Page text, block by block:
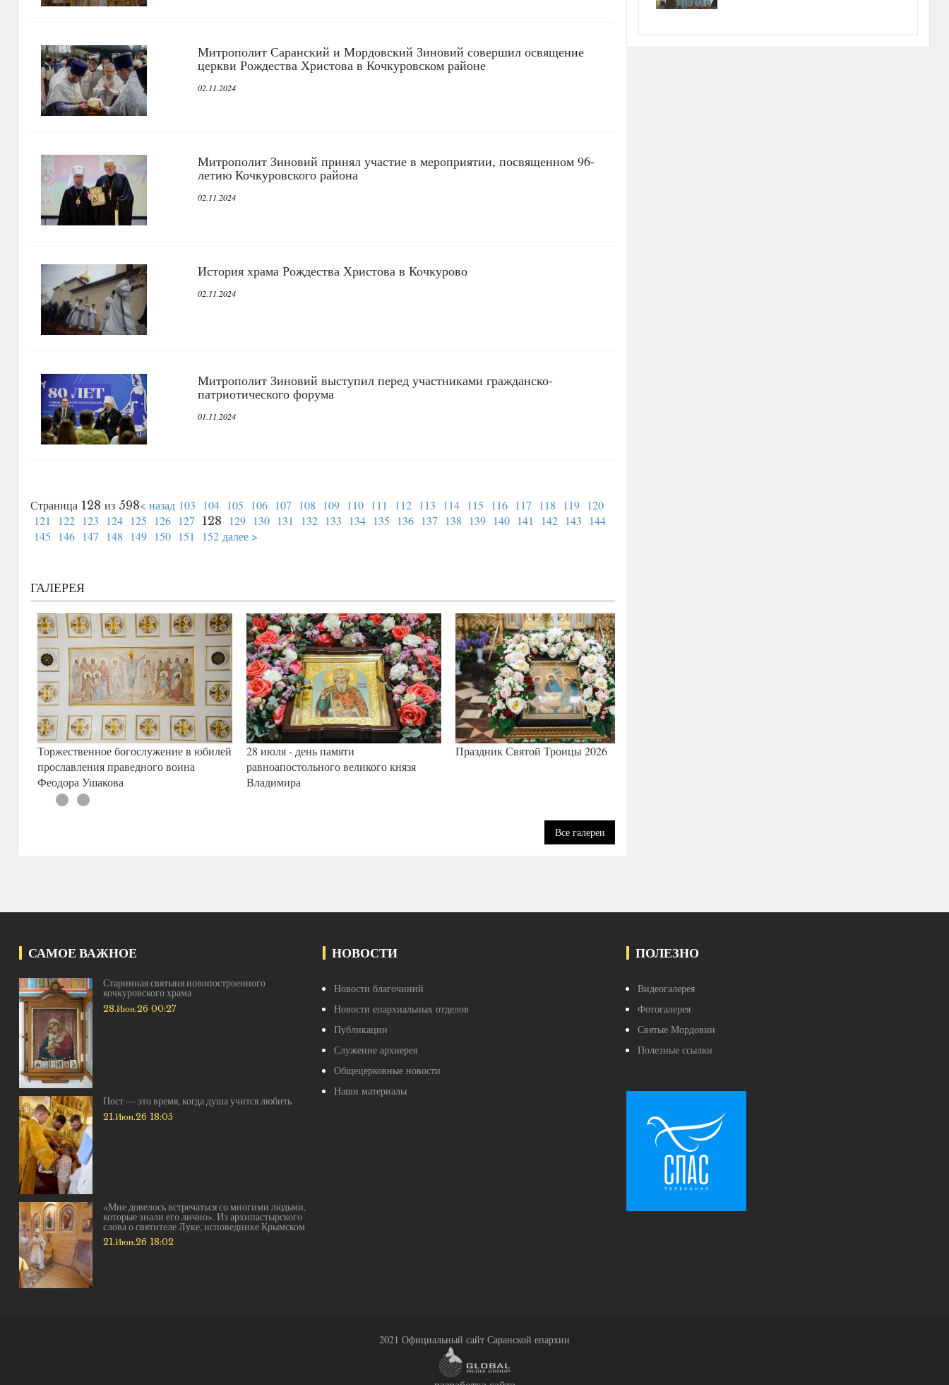
Митрополит Саранский и Мордовский Зиновий совершил освящение
церкви Рождества Христова в Кочкуровском районе
02.11.2024
Митрополит Зиновий принял участие в мероприятии, посвященном 96-
летию Кочкуровского района
02.11.2024
История храма Рождества Христова в Кочкурово
02.11.2024
Митрополит Зиновий выступил перед участниками гражданско-
патриотического форума
01.11.2024
Страница 128 из 598< назад 103 104 105 106 107 108 109 110 111 112 113 114 115 116 117 118 119 120
121
122 123 124 125 126 127 128 129 130 131 132 133 134 135 136 137 138 139 140 141 142 143
144
145
146 147 148 149 150 151 152 далее >
ГАЛЕРЕЯ
Торжественное богослужение в юбилей
прославления праведного воина
Феодора Ушакова
28 июля - день памяти
равноапостольного великого князя
Владимира
Праздник Святой Троицы 2026
Все галереи
САМОЕ ВАЖНОЕ
Старинная святыня новопостроенного
кочкуровского храма
28.Июн.26 00:27
Пост — это время, когда душа учится любить
21.Июн.26 18:05
«Мне довелось встречаться со многими людьми,
которые знали его лично». Из архипастырского
слова о святителе Луке, исповеднике Крымском
21.Июн.26 18:02
НОВОСТИ
Новости благочиний
Новости епархиальных отделов
Публикации
Служение архиерея
Общецерковные новости
Наши материалы
ПОЛЕЗНО
Видеогалерея
Фотогалерея
Святые Мордовии
Полезные ссылки
2021 Официальный сайт Саранской епархии